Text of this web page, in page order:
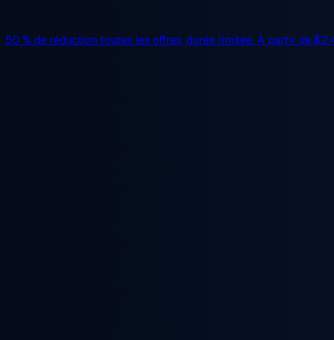
50 % de réduction toutes les offres, durée limitée. À partir de